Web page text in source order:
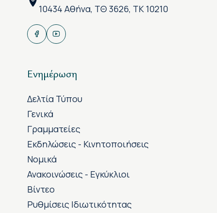
10434 Αθήνα, ΤΘ 3626, ΤΚ 10210
Ενημέρωση
Δελτία Τύπου
Γενικά
Γραμματείες
Εκδηλώσεις - Κινητοποιήσεις
Νομικά
Ανακοινώσεις - Εγκύκλιοι
Βίντεο
Ρυθμίσεις Ιδιωτικότητας